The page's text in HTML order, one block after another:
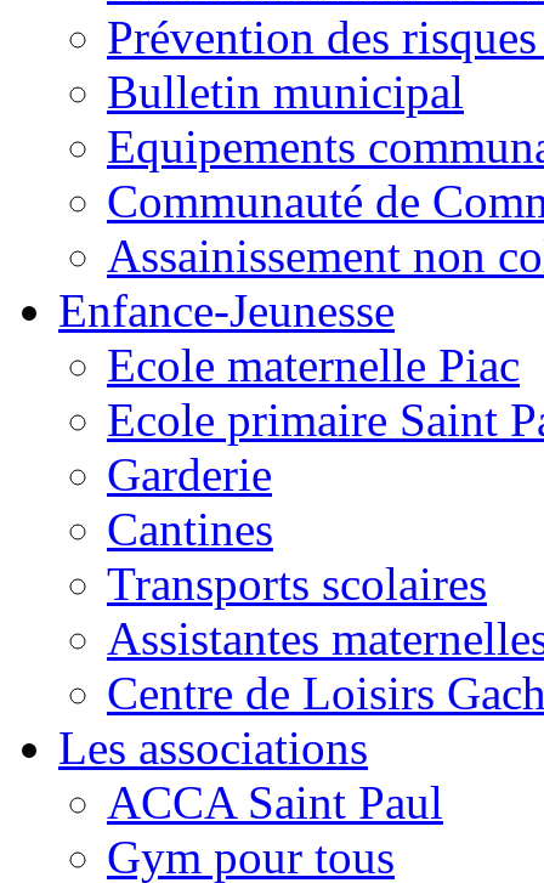
Prévention des
Bulletin municipal
Equipements
Communauté de
Assainissement non
Enfance-Jeunesse
Ecole maternelle Piac
Ecole primaire Saint
Garderie
Cantines
Transports scolaires
Assistantes
Centre de Loisirs
Les associations
ACCA Saint Paul
Gym pour tous